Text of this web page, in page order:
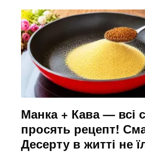
Манка + Кава — всі
просять рецепт!
Десерту в житті не